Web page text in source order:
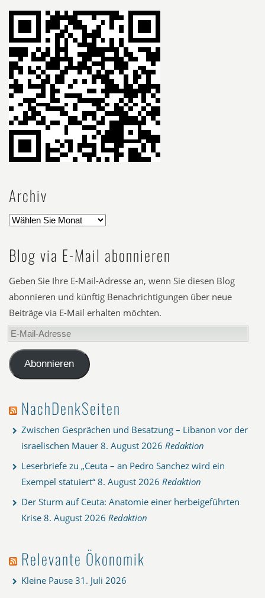
Archiv
Blog via E-Mail abonnieren
Geben Sie Ihre E-Mail-Adresse an, wenn Sie diesen Blog
abonnieren und künftig Benachrichtigungen über neue
Beiträge via E-Mail erhalten möchten.
E-
Mail-
AdresseAbonnieren
NachDenkSeiten
Zwischen Gesprächen und Besatzung – Libanon vor der
israelischen Mauer 8. August 2026 Redaktion
Leserbriefe zu „Ceuta – an Pedro Sanchez wird ein
Exempel statuiert“ 8. August 2026 Redaktion
Der Sturm auf Ceuta: Anatomie einer herbeigeführten
Krise 8. August 2026 Redaktion
Relevante Ökonomik
Kleine Pause 31. Juli 2026